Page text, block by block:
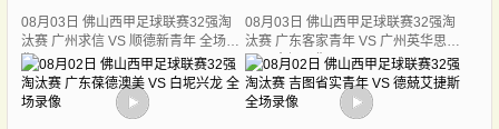
08月03日 佛山西甲足球联赛32强淘
汰赛 广州求信 VS 顺德新青年 全场录
像
08月03日 佛山西甲足球联赛32强淘
汰赛 广东客家青年 VS 广州英华思力
U17 全场录像